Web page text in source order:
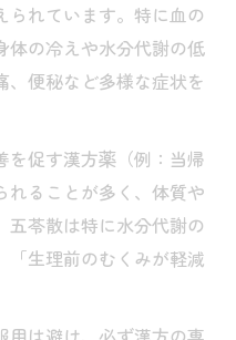
られています。特に血の
体の冷えや水分代謝の低
便秘など多様な症状を
を促す漢方薬（例：当帰
れることが多く、体質や
五苓散は特に水分代謝の
「生理前のむくみが軽減